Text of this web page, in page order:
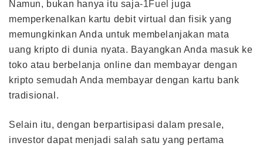
Namun, bukan hanya itu saja-1Fuel juga
memperkenalkan kartu debit virtual dan fisik yang
memungkinkan Anda untuk membelanjakan mata
uang kripto di dunia nyata. Bayangkan Anda masuk ke
toko atau berbelanja online dan membayar dengan
kripto semudah Anda membayar dengan kartu bank
tradisional.
Selain itu, dengan berpartisipasi dalam presale,
investor dapat menjadi salah satu yang pertama